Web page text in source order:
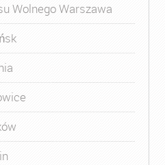
Wolnego Warszawa